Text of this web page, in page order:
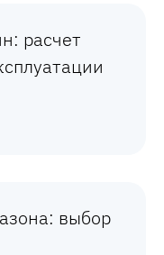
расчет
выбор